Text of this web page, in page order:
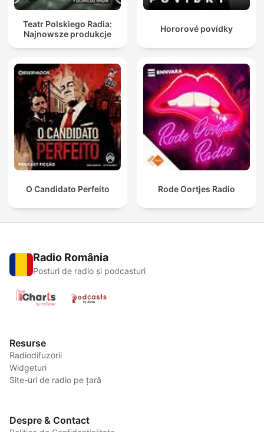
Teatr Polskiego Radia:
Najnowsze produkcje
Hororové povídky
O Candidato Perfeito Rode Oortjes Radio
Radio România
Posturi de radio și podcasturi
Resurse
Radiodifuzorii
Widgeturi
Site-uri de radio pe țară
Despre & Contact